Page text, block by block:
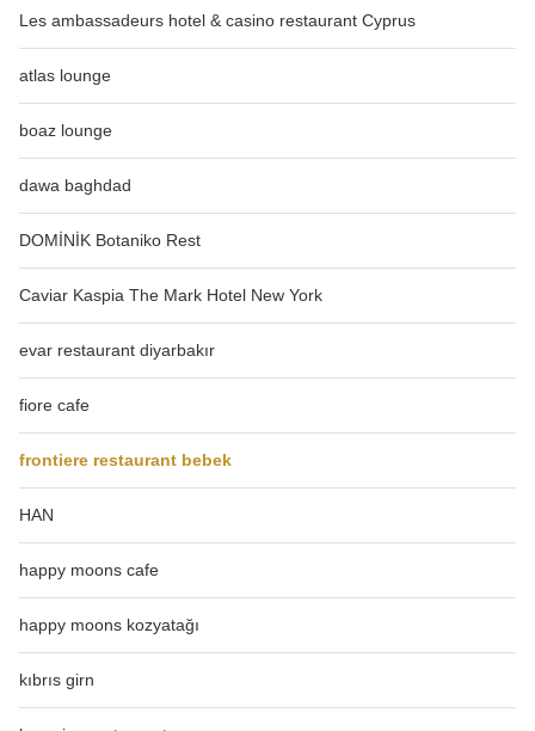
Les ambassadeurs hotel & casino restaurant Cyprus
atlas lounge
boaz lounge
dawa baghdad
DOMİNİK Botaniko Rest
Caviar Kaspia The Mark Hotel New York
evar restaurant diyarbakır
fiore cafe
frontiere restaurant bebek
HAN
happy moons cafe
happy moons kozyatağı
kıbrıs girn